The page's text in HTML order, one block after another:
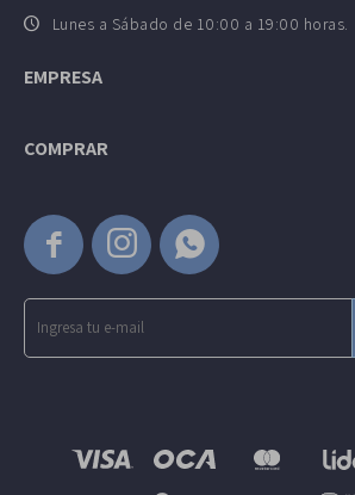
  
Lunes a Sábado de 10:00 a 19:00 horas.
EMPRESA
COMPRAR